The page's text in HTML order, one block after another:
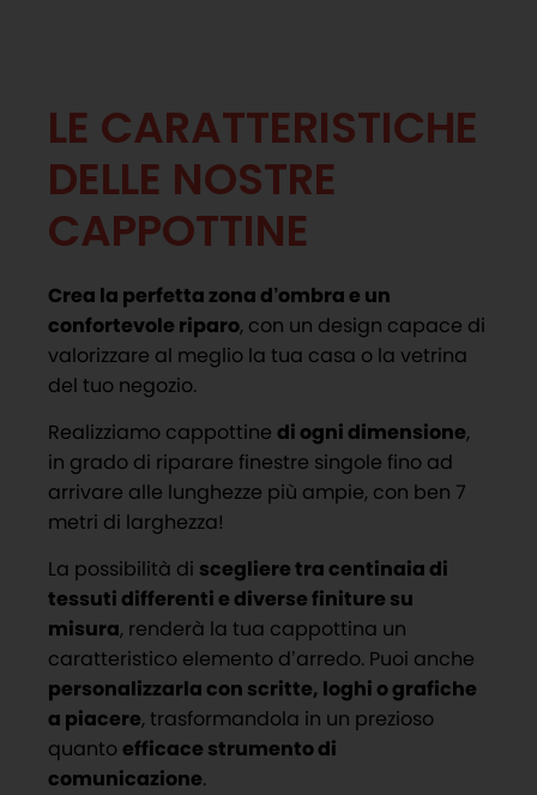
LE CARATTERISTICHE
DELLE NOSTRE
CAPPOTTINE
Crea la perfetta zona d’ombra e un
confortevole riparo, con un design capace di
valorizzare al meglio la tua casa o la vetrina
del tuo negozio.
Realizziamo cappottine di ogni dimensione,
in grado di riparare finestre singole fino ad
arrivare alle lunghezze più ampie, con ben 7
metri di larghezza!
La possibilità di scegliere tra centinaia di
tessuti differenti e diverse finiture su
misura, renderà la tua cappottina un
caratteristico elemento d’arredo. Puoi anche
personalizzarla con scritte, loghi o grafiche
a piacere, trasformandola in un prezioso
quantoefficace strumento di
comunicazione.